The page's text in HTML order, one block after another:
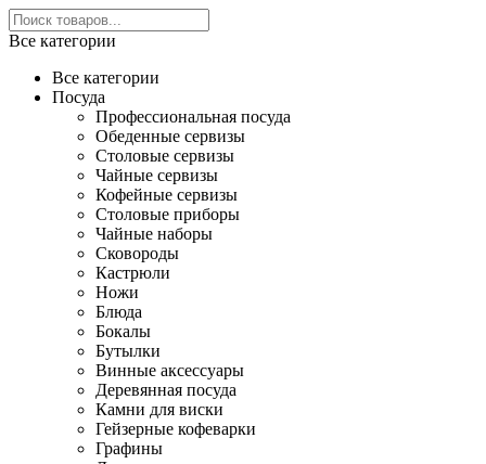
Все категории
Все категории
Посуда
Профессиональная посуда
Обеденные сервизы
Столовые сервизы
Чайные сервизы
Кофейные сервизы
Столовые приборы
Чайные наборы
Сковороды
Кастрюли
Ножи
Блюда
Бокалы
Бутылки
Винные аксессуары
Деревянная посуда
Камни для виски
Гейзерные кофеварки
Графины